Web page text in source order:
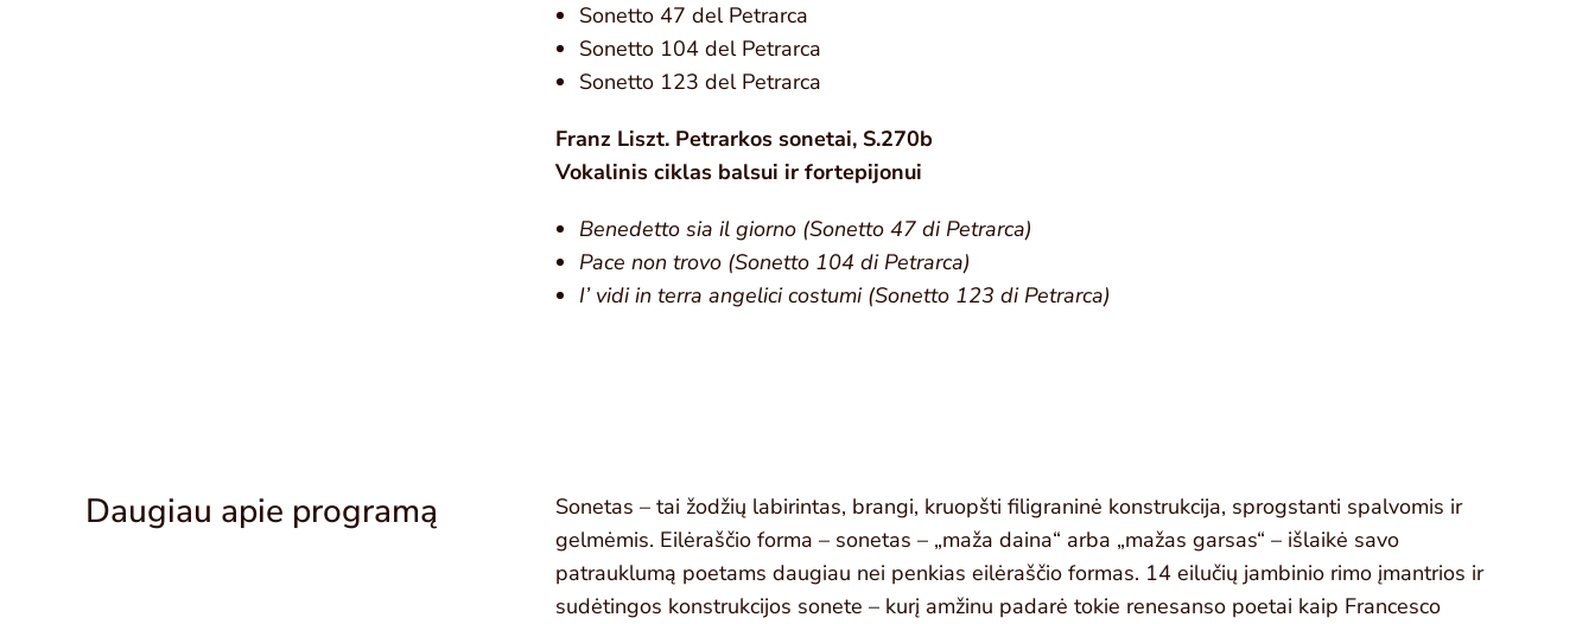
Sonetto 47 del Petrarca
Sonetto 104 del Petrarca
Sonetto 123 del Petrarca
Franz Liszt. Petrarkos sonetai, S.270b
Vokalinis ciklas balsui ir fortepijonui
Benedetto sia il giorno (Sonetto 47 di Petrarca)
Pace non trovo (Sonetto 104 di Petrarca)
I’ vidi in terra angelici costumi (Sonetto 123 di Petrarca)
Daugiau apie programą
Sonetas – tai žodžių labirintas, brangi, kruopšti filigraninė konstrukcija, sprogstanti spalvomis ir
gelmėmis. Eilėraščio forma – sonetas – „maža daina“ arba „mažas garsas“ – išlaikė savo
patrauklumą poetams daugiau nei penkias eilėraščio formas. 14 eilučių jambinio rimo įmantrios ir
sudėtingos konstrukcijos sonete – kurį amžinu padarė tokie renesanso poetai kaip Francesco